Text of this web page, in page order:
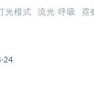
光模式 流光 呼吸
24